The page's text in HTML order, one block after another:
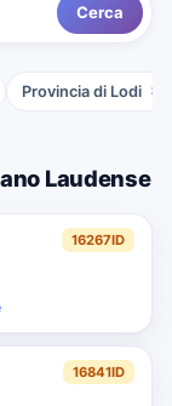
Cerca
Provincia di Lodi
Laudense
16267ID
16841ID